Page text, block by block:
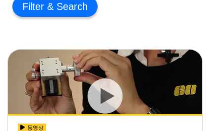
Filter
동영상